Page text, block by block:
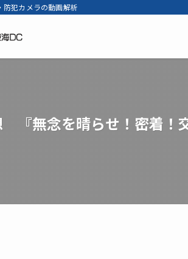
防犯カメラの動画解析
『無念を晴らせ！密着！